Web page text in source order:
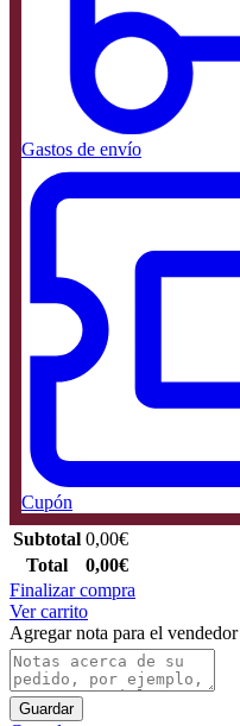
Gastos de envío
Cupón
Subtotal 0,00€
Total
0,00€
Finalizar compra
Ver carrito
Agregar nota para el vendedor
Guardar